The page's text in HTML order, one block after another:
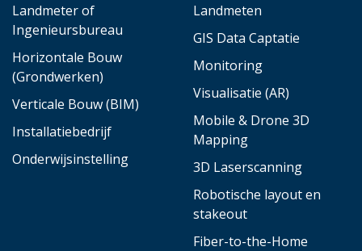
Landmeter of
Ingenieursbureau
Horizontale Bouw
(Grondwerken)
Verticale Bouw (BIM)
Installatiebedrijf
Onderwijsinstelling
Landmeten
GIS Data Captatie
Monitoring
Visualisatie (AR)
Mobile & Drone 3D
Mapping
3D Laserscanning
Robotische layout en
stakeout
Fiber-to-the-Home